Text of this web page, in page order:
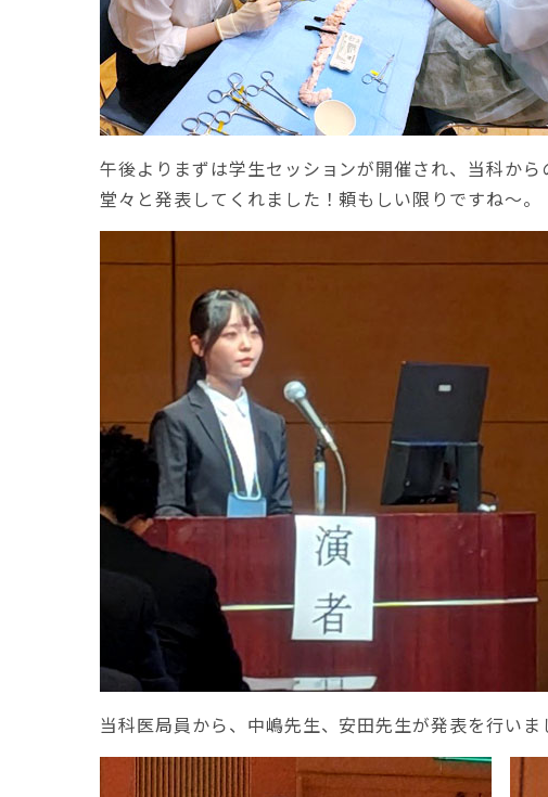
午後よりまずは学生セッションが開催され、当科か
堂々と発表してくれました！頼もしい限りですね～。
当科医局員から、中嶋先生、安田先生が発表を行いま